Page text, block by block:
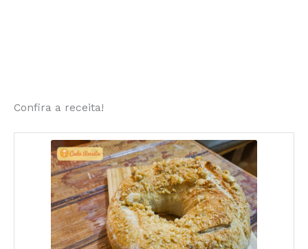
Confira a receita!